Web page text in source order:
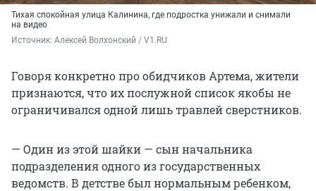
Тихая спокойная улица Калинина, где подростка унижали и снимали
на видео
Источник: Алексей Волхонский / V1.RU
Говоря конкретно про обидчиков Артема, жители
признаются, что их послужной список якобы не
ограничивался одной лишь травлей сверстников.
— Один из этой шайки — сын начальника
подразделения одного из государственных
ведомств. В детстве был нормальным ребенком,